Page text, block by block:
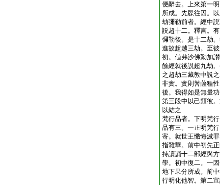
便辭去。上來第一
所成。先牒往因。
劫彌勒前者。經中
説超十二。釋言。
彌勒後。是十二劫
進故超越三劫。至
初。値弗沙佛勤加
餘經就後説超九劫
之超劫三藏教中説
非實。實則菩薩種
後。我得如是無量
第三段中以己類彼
以結之
梵行品者。下明梵
品有三。一正明梵
寄。就世王懺悔滅
指雜華。前中初先
持讀誦十二部經與
學。初中復二。一
地下果分所成。前
行明化他智。第二